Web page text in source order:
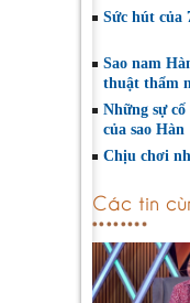
Sức hút của
Sao nam
thuật thẩm
Những sự
của sao Hàn
Chịu chơi
Các tin